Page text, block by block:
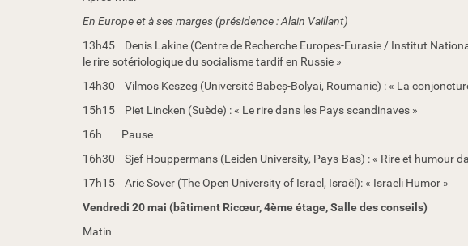
e
s
-
a
t
o
n
e
-
En Europe et à ses marges (présidence : Alain Vaillant)
13h45 Denis Lakine (Centre de Recherche Europes-Eurasie / Institut
le rire sotériologique du socialisme tardif en Russie »
14h30 Vilmos Keszeg (Université Babeș-Bolyai, Roumanie) : « La
15h15 Piet Lincken (Suède) : « Le rire dans les Pays scandinaves »
16h Pause
16h30 Sjef Houppermans (Leiden University, Pays-Bas) : « Rire et humour
17h15 Arie Sover (The Open University of Israel, Israël): « Israeli Humor »
Vendredi 20 mai (bâtiment Ricœur, 4ème étage, Salle des conseils)
Matin